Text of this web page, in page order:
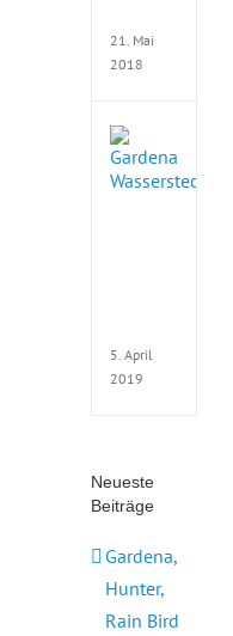
21. Mai
2018
eine
5. April
2019
Neueste
Beiträge
Gardena,
Hunter,
Rain Bird